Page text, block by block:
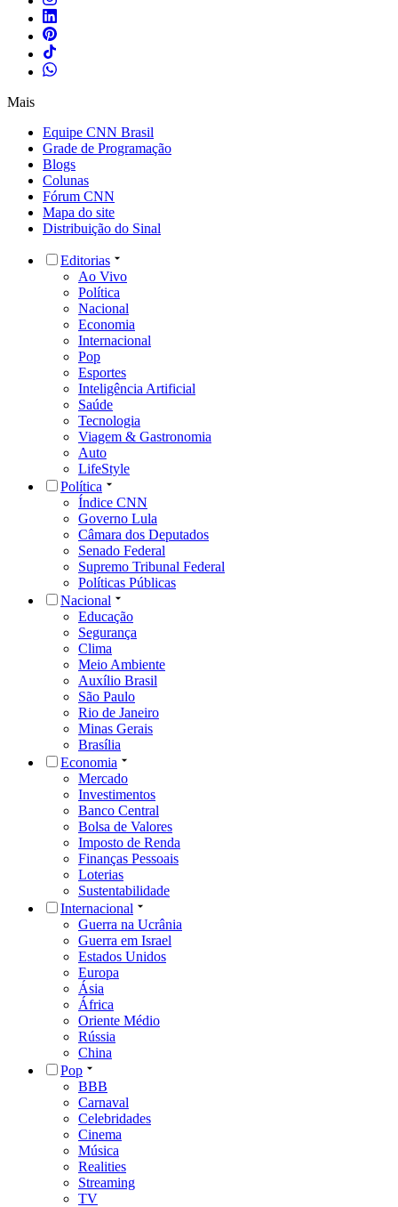
Mais
Equipe CNN Brasil
Grade de Programação
Blogs
Colunas
Fórum CNN
Mapa do site
Distribuição do Sinal
Editorias
Ao Vivo
Política
Nacional
Economia
Internacional
Pop
Esportes
Inteligência Artificial
Saúde
Tecnologia
Viagem & Gastronomia
Auto
LifeStyle
Política
Índice CNN
Governo Lula
Câmara dos Deputados
Senado Federal
Supremo Tribunal Federal
Políticas Públicas
Nacional
Educação
Segurança
Clima
Meio Ambiente
Auxílio Brasil
São Paulo
Rio de Janeiro
Minas Gerais
Brasília
Economia
Mercado
Investimentos
Banco Central
Bolsa de Valores
Imposto de Renda
Finanças Pessoais
Loterias
Sustentabilidade
Internacional
Guerra na Ucrânia
Guerra em Israel
Estados Unidos
Europa
Ásia
África
Oriente Médio
Rússia
China
Pop
BBB
Carnaval
Celebridades
Cinema
Música
Realities
Streaming
TV